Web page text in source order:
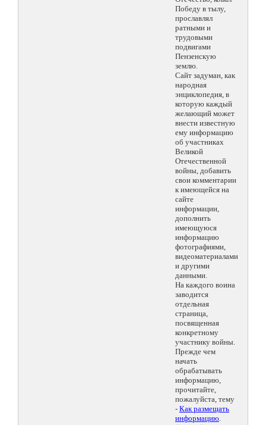
Победу в тылу,
прославлял
ратными и
трудовыми
подвигами
Пензенскую
землю.
Сайт задуман, как
народная
энциклопедия, в
которую каждый
желающий может
внести известную
ему информацию
об участниках
Великой
Отечественной
войны, добавить
свои комментарии
к имеющейся на
сайте
информации,
дополнить
имеющуюся
информацию
фотографиями,
видеоматериалами
и другими
данными.
На каждого воина
заводится
отдельная
страница,
посвященная
конкретному
участнику войны.
Прежде чем
начать
обрабатывать
информацию,
прочитайте,
пожалуйста, тему
- Как размещать
информацию.